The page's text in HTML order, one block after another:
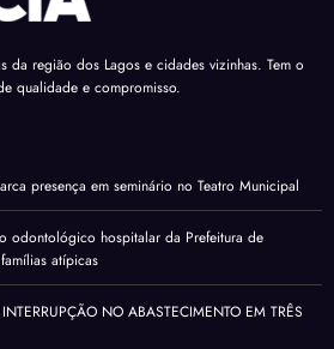
da região dos Lagos e cidades vizinhas. Tem o
qualidade e compromisso.
presença em seminário no Teatro Municipal
odontológico hospitalar da Prefeitura de
atípicas
NO ABASTECIMENTO EM TRÊS